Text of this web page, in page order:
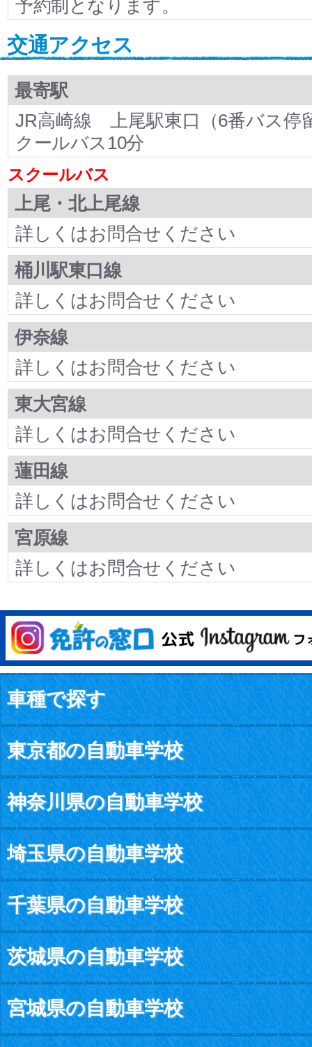
予約制となります。
交通アクセス
最寄駅
JR高崎線 上尾駅東口（6番バス停
クールバス10分
スクールバス
上尾・北上尾線
詳しくはお問合せください
桶川駅東口線
詳しくはお問合せください
伊奈線
詳しくはお問合せください
東大宮線
詳しくはお問合せください
蓮田線
詳しくはお問合せください
宮原線
詳しくはお問合せください
車種で探す
東京都の自動車学校
神奈川県の自動車学校
埼玉県の自動車学校
千葉県の自動車学校
茨城県の自動車学校
宮城県の自動車学校